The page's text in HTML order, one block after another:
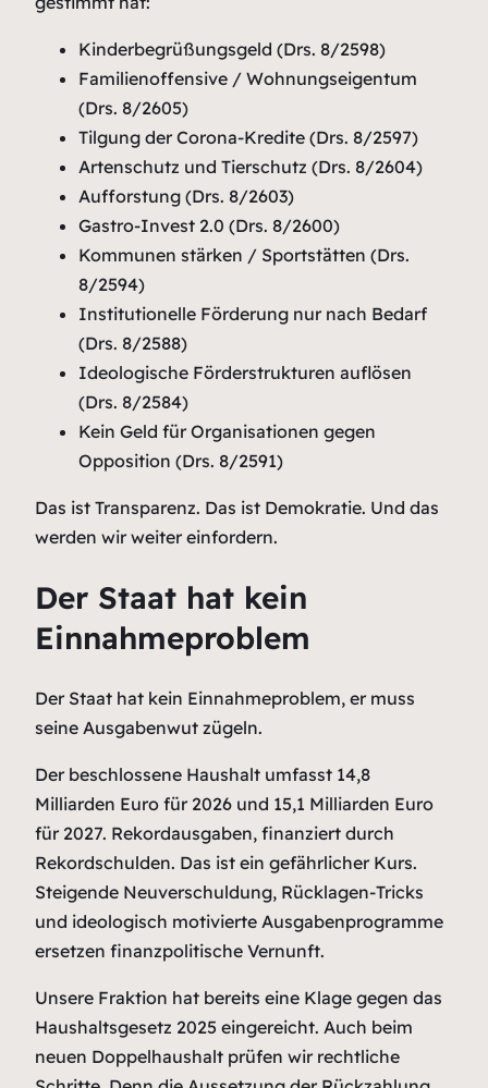
Kinderbegrüßungsgeld (Drs. 8/2598)
Familienoffensive / Wohnungseigentum
(Drs. 8/2605)
Tilgung der Corona-Kredite (Drs. 8/2597)
Artenschutz und Tierschutz (Drs. 8/2604)
Aufforstung (Drs. 8/2603)
Gastro-Invest 2.0 (Drs. 8/2600)
Kommunen stärken / Sportstätten (Drs.
8/2594)
Institutionelle Förderung nur nach Bedarf
(Drs. 8/2588)
Ideologische Förderstrukturen auflösen
(Drs. 8/2584)
Kein Geld für Organisationen gegen
Opposition (Drs. 8/2591)
Das ist Transparenz. Das ist Demokratie. Und das
werden wir weiter einfordern.
Der Staat hat kein
Einnahmeproblem
Der Staat hat kein Einnahmeproblem, er muss
seine Ausgabenwut zügeln.
Der beschlossene Haushalt umfasst 14,8
Milliarden Euro für 2026 und 15,1 Milliarden Euro
für 2027. Rekordausgaben, finanziert durch
Rekordschulden. Das ist ein gefährlicher Kurs.
Steigende Neuverschuldung, Rücklagen-Tricks
und ideologisch motivierte Ausgabenprogramme
ersetzen finanzpolitische Vernunft.
Unsere Fraktion hat bereits eine Klage gegen das
Haushaltsgesetz 2025 eingereicht. Auch beim
neuen Doppelhaushalt prüfen wir rechtliche